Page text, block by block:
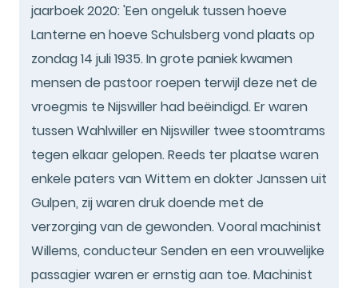
jaarboek 2020: 'Een ongeluk tussen hoeve
Lanterne en hoeve Schulsberg vond plaats op
zondag 14 juli 1935. In grote paniek kwamen
mensen de pastoor roepen terwijl deze net de
vroegmis te Nijswiller had beëindigd. Er waren
tussen Wahlwiller en Nijswiller twee stoomtrams
tegen elkaar gelopen. Reeds ter plaatse waren
enkele paters van Wittem en dokter Janssen uit
Gulpen, zij waren druk doende met de
verzorging van de gewonden. Vooral machinist
Willems, conducteur Senden en een vrouwelijke
passagier waren er ernstig aan toe. Machinist